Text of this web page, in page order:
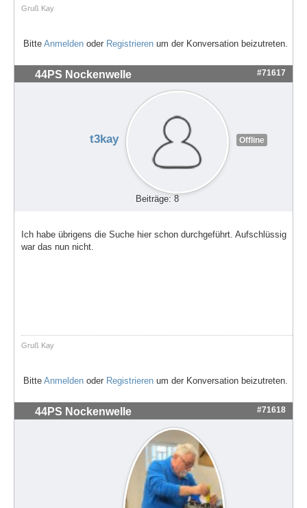
Gruß Kay
Bitte Anmelden oder Registrieren um der Konversation beizutreten.
44PS Nockenwelle #71617
t3kay Offline
Beiträge: 8
Ich habe übrigens die Suche hier schon durchgeführt. Aufschlüssig
war das nun nicht.
Gruß Kay
Bitte Anmelden oder Registrieren um der Konversation beizutreten.
44PS Nockenwelle #71618